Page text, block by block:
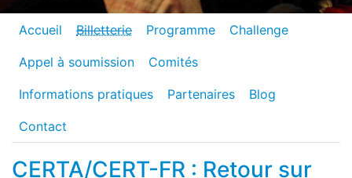
Accueil Billetterie Programme Challenge
Appel à soumission Comités
Informations pratiques Partenaires Blog
Contact
CERTA/CERT-FR : Retour sur